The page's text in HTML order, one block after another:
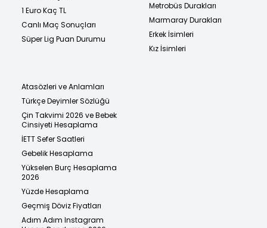
1 Euro Kaç TL
Canlı Maç Sonuçları
Süper Lig Puan Durumu
Metrobüs Durakları
Marmaray Durakları
Erkek İsimleri
Kız İsimleri
Atasözleri ve Anlamları
Türkçe Deyimler Sözlüğü
Çin Takvimi 2026 ve Bebek
Cinsiyeti Hesaplama
İETT Sefer Saatleri
Gebelik Hesaplama
Yükselen Burç Hesaplama
2026
Yüzde Hesaplama
Geçmiş Döviz Fiyatları
Adım Adım Instagram